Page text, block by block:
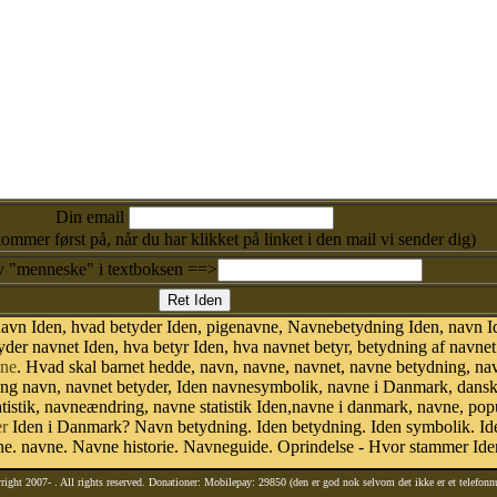
Din email
først på, når du har klikket på linket i den mail vi sender dig)
"menneske" i textboksen ==>
Iden, hvad betyder Iden, pigenavne, Navnebetydning Iden, navn
navnet Iden, hva betyr Iden, hva navnet betyr, betydning af
. Hvad skal barnet hedde, navn, navne, navnet, navne betydning,
navn, navnet betyder, Iden navnesymbolik, navne i Danmark,
navneændring, navne statistik Iden,navne i danmark, navne,
Iden i Danmark? Navn betydning. Iden betydning. Iden symbolik.
navne. Navne historie. Navneguide. Oprindelse - Hvor stammer
2007- . All rights reserved. Donationer: Mobilepay: 29850 (den er god nok selvom det ikke er et